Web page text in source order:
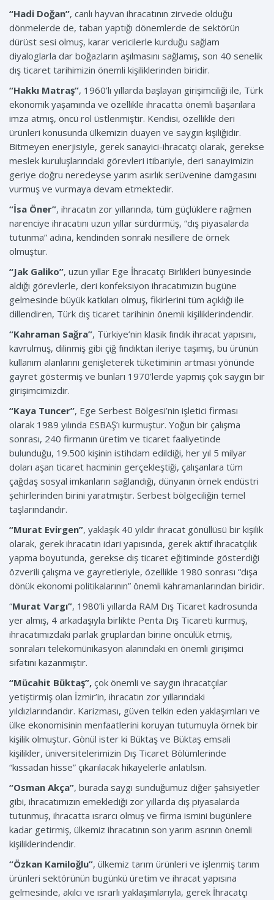
“Hadi Doğan”, canlı hayvan ihracatının zirvede olduğu
dönmelerde de, taban yaptığı dönemlerde de sektörün
dürüst sesi olmuş, karar vericilerle kurduğu sağlam
diyaloglarla dar boğazların aşılmasını sağlamış, son 40 senelik
dış ticaret tarihimizin önemli kişiliklerinden biridir.
“Hakkı Matraş”, 1960’lı yıllarda başlayan girişimciliği ile, Türk
ekonomik yaşamında ve özellikle ihracatta önemli başarılara
imza atmış, öncü rol üstlenmiştir. Kendisi, özellikle deri
ürünleri konusunda ülkemizin duayen ve saygın kişiliğidir.
Bitmeyen enerjisiyle, gerek sanayici-ihracatçı olarak, gerekse
meslek kuruluşlarındaki görevleri itibariyle, deri sanayimizin
geriye doğru neredeyse yarım asırlık serüvenine damgasını
vurmuş ve vurmaya devam etmektedir.
“İsa Öner”, ihracatın zor yıllarında, tüm güçlüklere rağmen
narenciye ihracatını uzun yıllar sürdürmüş, “dış piyasalarda
tutunma” adına, kendinden sonraki nesillere de örnek
olmuştur.
“Jak Galiko”, uzun yıllar Ege İhracatçı Birlikleri bünyesinde
aldığı görevlerle, deri konfeksiyon ihracatımızın bugüne
gelmesinde büyük katkıları olmuş, fikirlerini tüm açıklığı ile
dillendiren, Türk dış ticaret tarihinin önemli kişiliklerindendir.
“Kahraman Sağra”, Türkiye’nin klasik fındık ihracat yapısını,
kavrulmuş, dilinmiş gibi çiğ fındıktan ileriye taşımış, bu ürünün
kullanım alanlarını genişleterek tüketiminin artması yönünde
gayret göstermiş ve bunları 1970’lerde yapmış çok saygın bir
girişimcimizdir.
“Kaya Tuncer”, Ege Serbest Bölgesi’nin işletici firması
olarak 1989 yılında ESBAŞ’ı kurmuştur. Yoğun bir çalışma
sonrası, 240 firmanın üretim ve ticaret faaliyetinde
bulunduğu, 19.500 kişinin istihdam edildiği, her yıl 5 milyar
doları aşan ticaret hacminin gerçekleştiği, çalışanlara tüm
çağdaş sosyal imkanların sağlandığı, dünyanın örnek endüstri
şehirlerinden birini yaratmıştır. Serbest bölgeciliğin temel
taşlarındandır.
“Murat Evirgen”, yaklaşık 40 yıldır ihracat gönüllüsü bir kişilik
olarak, gerek ihracatın idari yapısında, gerek aktif ihracatçılık
yapma boyutunda, gerekse dış ticaret eğitiminde gösterdiği
özverili çalışma ve gayretleriyle, özellikle 1980 sonrası “dışa
dönük ekonomi politikalarının” önemli kahramanlarından biridir.
“Murat Vargı”, 1980’li yıllarda RAM Dış Ticaret kadrosunda
yer almış, 4 arkadaşıyla birlikte Penta Dış Ticareti kurmuş,
ihracatımızdaki parlak gruplardan birine öncülük etmiş,
sonraları telekomünikasyon alanındaki en önemli girişimci
sıfatını kazanmıştır.
“Mücahit Büktaş”, çok önemli ve saygın ihracatçılar
yetiştirmiş olan İzmir’in, ihracatın zor yıllarındaki
yıldızlarındandır. Karizması, güven telkin eden yaklaşımları ve
ülke ekonomisinin menfaatlerini koruyan tutumuyla örnek bir
kişilik olmuştur. Gönül ister ki Büktaş ve Büktaş emsali
kişilikler, üniversitelerimizin Dış Ticaret Bölümlerinde
“kıssadan hisse” çıkarılacak hikayelerle anlatılsın.
“Osman Akça”, burada saygı sunduğumuz diğer şahsiyetler
gibi, ihracatımızın emeklediği zor yıllarda dış piyasalarda
tutunmuş, ihracatta ısrarcı olmuş ve firma ismini bugünlere
kadar getirmiş, ülkemiz ihracatının son yarım asrının önemli
kişiliklerindendir.
“Özkan Kamiloğlu”, ülkemiz tarım ürünleri ve işlenmiş tarım
ürünleri sektörünün bugünkü üretim ve ihracat yapısına
gelmesinde, akılcı ve ısrarlı yaklaşımlarıyla, gerek İhracatçı